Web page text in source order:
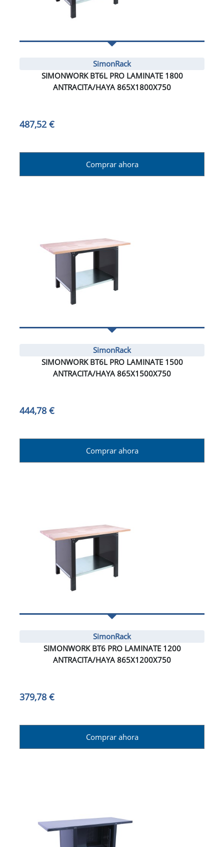
SimonRack
SIMONWORK BT6L PRO LAMINATE 1800
ANTRACITA/HAYA 865X1800X750
487,52 €
Comprar ahora
SimonRack
SIMONWORK BT6L PRO LAMINATE 1500
ANTRACITA/HAYA 865X1500X750
444,78 €
Comprar ahora
SimonRack
SIMONWORK BT6 PRO LAMINATE 1200
ANTRACITA/HAYA 865X1200X750
379,78 €
Comprar ahora